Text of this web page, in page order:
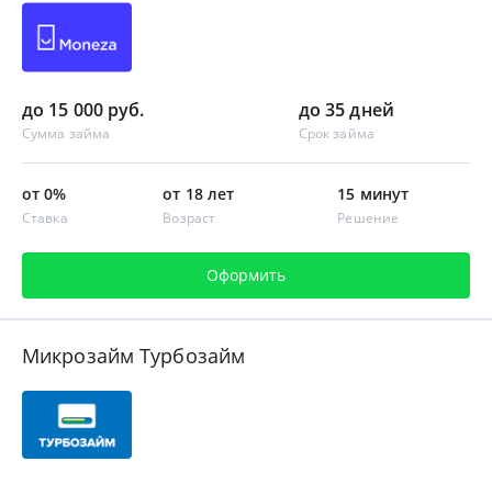
до 15 000 руб.
Сумма займа
до 35 дней
Срок займа
от 0%
Ставка
от 18 лет
Возраст
15 минут
Решение
Оформить
Микрозайм Турбозайм